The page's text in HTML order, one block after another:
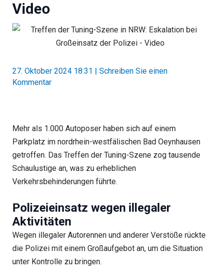
Video
27. Oktober 2024 18:31
Schreiben Sie einen
Kommentar
Mehr als 1.000 Autoposer haben sich auf einem
Parkplatz im nordrhein-westfälischen Bad Oeynhausen
getroffen. Das Treffen der Tuning-Szene zog tausende
Schaulustige an, was zu erheblichen
Verkehrsbehinderungen führte.
Polizeieinsatz wegen illegaler
Aktivitäten
Wegen illegaler Autorennen und anderer Verstöße rückte
die Polizei mit einem Großaufgebot an, um die Situation
unter Kontrolle zu bringen.